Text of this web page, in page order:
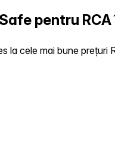
pentru
la cele mai bune prețuri